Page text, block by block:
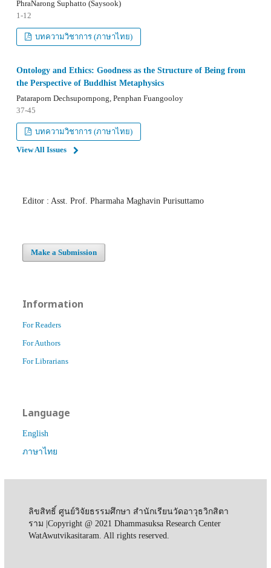
PhraNarong Suphatto (Saysook)
1-12
บทความวิชาการ (ภาษาไทย)
Ontology and Ethics: Goodness as the Structure of Being from
the Perspective of Buddhist Metaphysics
Pataraporn Dechsupornpong, Penphan Fuangooloy
37-45
บทความวิชาการ (ภาษาไทย)
View All Issues
Editor : Asst. Prof. Pharmaha Maghavin Purisuttamo
Make a Submission
Information
For Readers
For Authors
For Librarians
Language
English
ภาษาไทย
ลิขสิทธิ์ ศูนย์วิจัยธรรมศึกษา สำนักเรียนวัดอาวุธวิกสิตา
ราม |Copyright @ 2021 Dhammasuksa Research Center
WatAwutvikasitaram. All rights reserved.